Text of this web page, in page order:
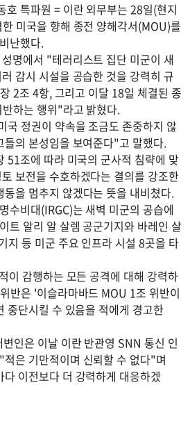
호 특파원 = 이란 외무부는 28일(현지
미국을 향해 종전 양해각서(MOU)를
난했다.
명에서 "테러리스트 집단 미군이 새
감시 시설을 공습한 것을 강력히 규
2조 4항, 그리고 이달 18일 체결된 종
하는 행위"라고 밝혔다.
국 정권이 약속을 조금도 존중하지 않
들의 본성임을 보여준다"고 말했다.
51조에 따라 미국의 군사적 침략에 맞
보전을 수호하겠다는 결의를 강조한
을 멈추지 않겠다는 뜻을 내비쳤다.
수비대(IRGC)는 새벽 미군의 공습에
트 알리 알 살렘 공군기지와 바레인 살
지 등 미군 주요 인프라 시설 8곳을 타
이 감행하는 모든 공격에 대해 강력하
반은 '이슬라마바드 MOU 1조 위반이
중단시킬 수 있음을 적에게 경고한
인은 이날 이란 반관영 SNN 통신 인
은 기만적이며 신뢰할 수 없다"며
이전보다 더 강력하게 대응하겠